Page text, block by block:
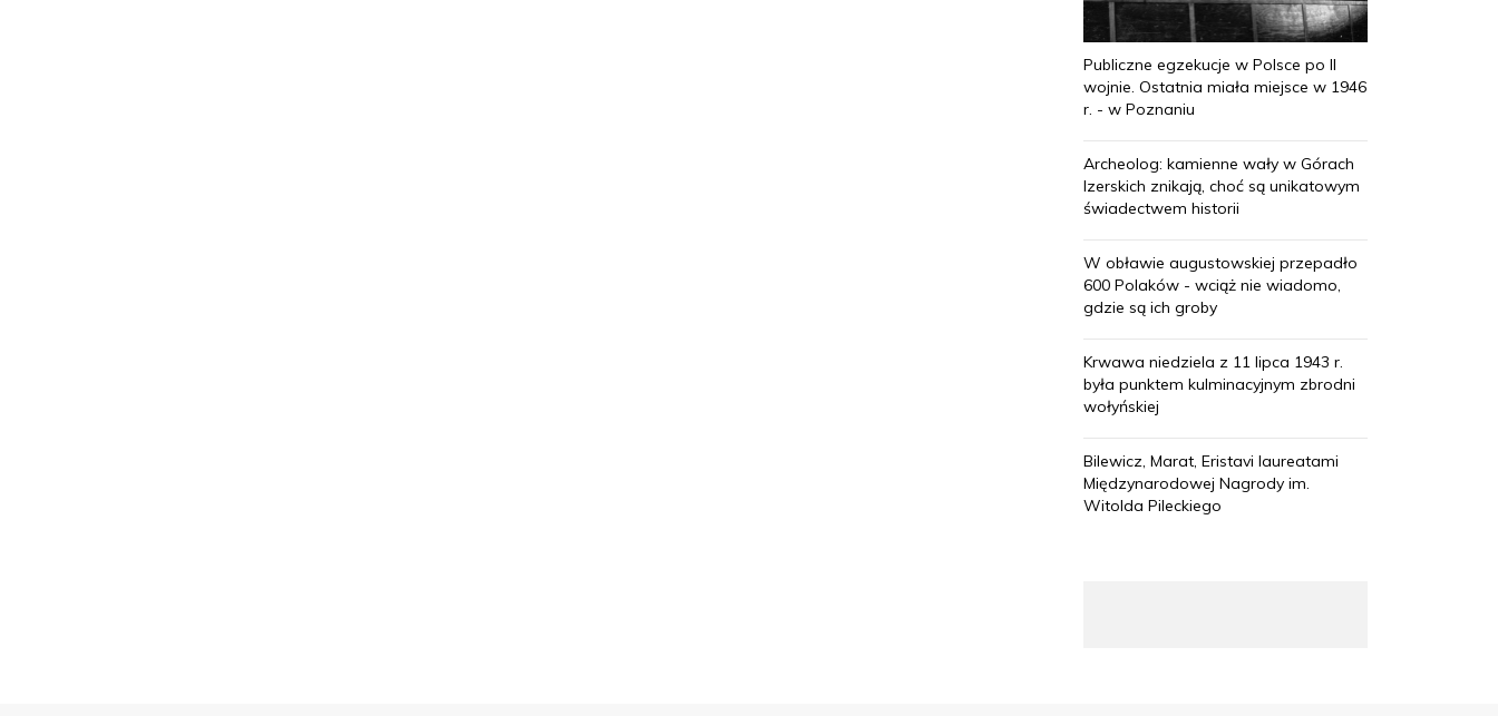
Publiczne egzekucje w Polsce po II
wojnie. Ostatnia miała miejsce w 1946
r. - w Poznaniu
Archeolog: kamienne wały w Górach
Izerskich znikają, choć są unikatowym
świadectwem historii
W obławie augustowskiej przepadło
600 Polaków - wciąż nie wiadomo,
gdzie są ich groby
Krwawa niedziela z 11 lipca 1943 r.
była punktem kulminacyjnym zbrodni
wołyńskiej
Bilewicz, Marat, Eristavi laureatami
Międzynarodowej Nagrody im.
Witolda Pileckiego